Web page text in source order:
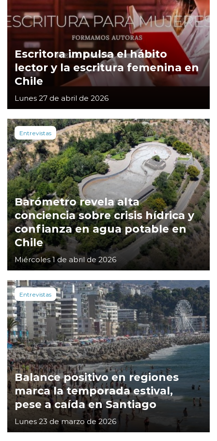
Escritora impulsa el hábito
lector y la escritura femenina en
Chile
Lunes 27 de abril de 2026
Entrevistas
Barómetro revela alta
conciencia sobre crisis hídrica y
confianza en agua potable en
Chile
Miércoles 1 de abril de 2026
Entrevistas
Balance positivo en regiones
marca la temporada estival,
pese a caída en Santiago
Lunes 23 de marzo de 2026